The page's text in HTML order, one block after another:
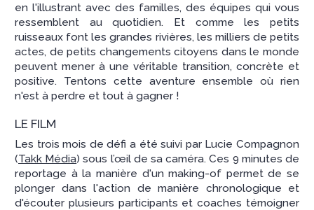
en l'illustrant avec des familles, des équipes qui vous
ressemblent au quotidien. Et comme les petits
ruisseaux font les grandes rivières, les milliers de petits
actes, de petits changements citoyens dans le monde
peuvent mener à une véritable transition, concrète et
positive. Tentons cette aventure ensemble où rien
n'est à perdre et tout à gagner !
LE FILM
Les trois mois de défi a été suivi par Lucie Compagnon
(Takk Média) sous l’œil de sa caméra. Ces 9 minutes de
reportage à la manière d'un making-of permet de se
plonger dans l'action de manière chronologique et
d'écouter plusieurs participants et coaches témoigner